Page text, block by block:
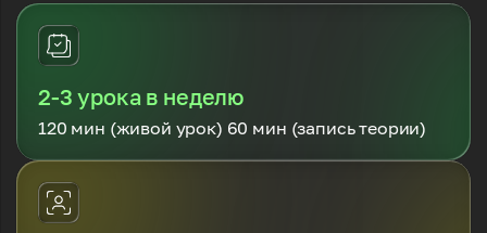
2-3 урока в неделю
120 мин (живой урок) 60 мин (запись теории)